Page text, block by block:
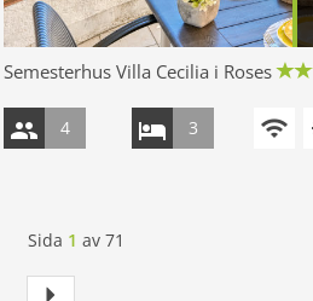
Semesterhus Villa Cecilia i Roses
4 3
Sida 1 av 71